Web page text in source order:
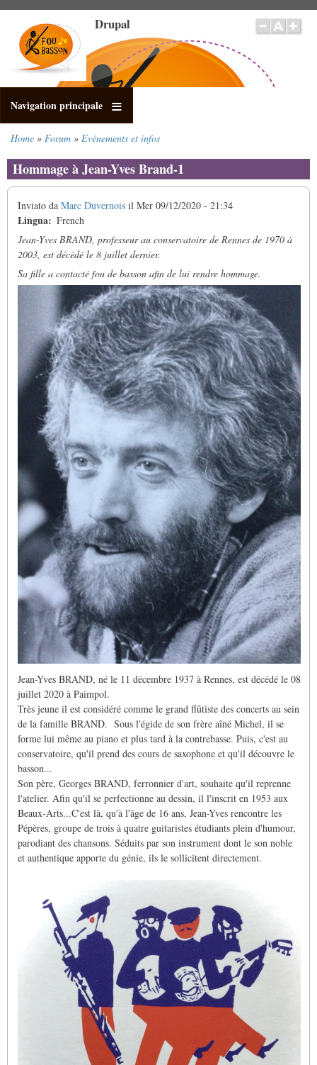
contenuto
principale
Drupal
Navigation principale
di
pane
Home Forum Evénements et infos
Hommage à Jean-Yves Brand-1
Inviato da Marc Duvernois il Mer 09/12/2020 - 21:34
Lingua
French
Jean-Yves BRAND, professeur au conservatoire de Rennes de 1970 à
2003, est décédé le 8 juillet dernier.
Sa fille a contacté fou de basson afin de lui rendre hommage.
Jean-Yves BRAND, né le 11 décembre 1937 à Rennes, est décédé le 08
juillet 2020 à Paimpol.
Très jeune il est considéré comme le grand flûtiste des concerts au sein
de la famille BRAND. Sous l'égide de son frère aîné Michel, il se
forme lui même au piano et plus tard à la contrebasse. Puis, c'est au
conservatoire, qu'il prend des cours de saxophone et qu'il découvre le
basson...
Son père, Georges BRAND, ferronnier d'art, souhaite qu'il reprenne
l'atelier. Afin qu'il se perfectionne au dessin, il l'inscrit en 1953 aux
Beaux-Arts...C'est là, qu'à l'âge de 16 ans, Jean-Yves rencontre les
Pépères, groupe de trois à quatre guitaristes étudiants plein d'humour,
parodiant des chansons. Séduits par son instrument dont le son noble
et authentique apporte du génie, ils le sollicitent directement.